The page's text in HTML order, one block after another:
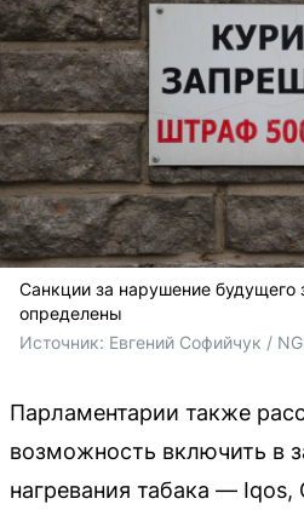
Санкции за нарушение будущего
определены
Источник: Евгений Софийчук /
Парламентарии также
возможность включить в
нагревания табака — Iqos,